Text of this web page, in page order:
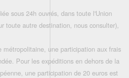
sous 24h ouvrés, dans toute l'Union
toute autre destination, nous consulter),
métropolitaine, une participation aux frais
Pour les expéditions en dehors de la
une participation de 20 euros est